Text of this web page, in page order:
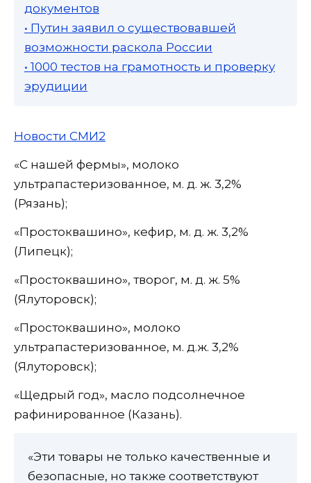
документов
• Путин заявил о существовавшей
возможности раскола России
• 1000 тестов на грамотность и проверку
эрудиции
Новости СМИ2
«С нашей фермы», молоко
ультрапастеризованное, м. д. ж. 3,2%
(Рязань);
«Простоквашино», кефир, м. д. ж. 3,2%
(Липецк);
«Простоквашино», творог, м. д. ж. 5%
(Ялуторовск);
«Простоквашино», молоко
ультрапастеризованное, м. д.ж. 3,2%
(Ялуторовск);
«Щедрый год», масло подсолнечное
рафинированное (Казань).
«Эти товары не только качественные и
безопасные, но также соответствуют